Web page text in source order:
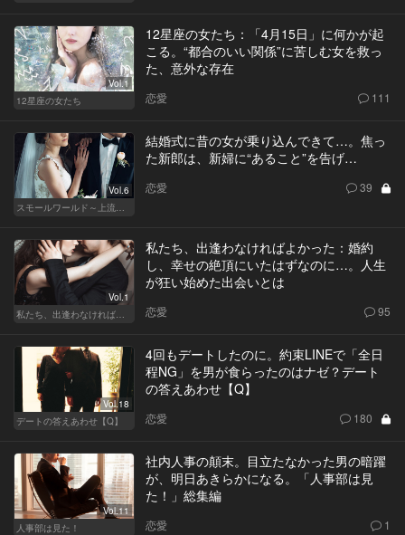
Vol.1
12星座の女たち
12星座の女たち：「4月15日」に何かが起
こる。“都合のいい関係”に苦しむ女を救っ
た、意外な存在
恋愛 111
Vol.6
結婚式に昔の女が乗り込んできて…。焦っ
た新郎は、新婦に“あること”を告げ…
恋愛 39
Vol.1
私たち、出逢わなければよかった：婚約
し、幸せの絶頂にいたはずなのに…。人生
が狂い始めた出会いとは
恋愛 95
Vol.18
デートの答えあわせ【Q】
4回もデートしたのに。約束LINEで「全日
程NG」を男が食らったのはナゼ？デート
の答えあわせ【Q】
恋愛 180
Vol.11
人事部は見た！
社内人事の顛末。目立たなかった男の暗躍
が、明日あきらかになる。「人事部は見
た！」総集編
恋愛 1